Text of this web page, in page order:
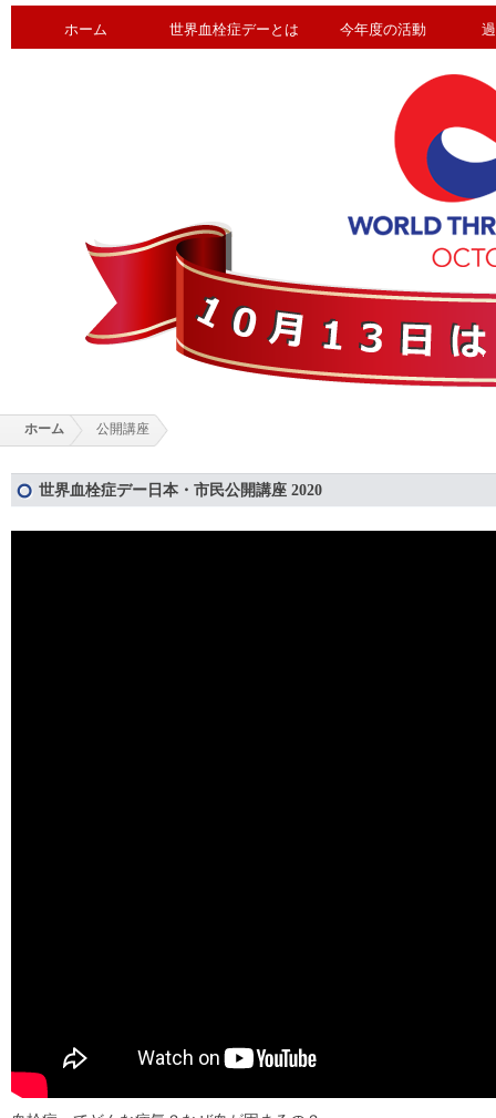
ホーム 世界血栓症デーとは 今年度の活動
ホーム 公開講座
世界血栓症デー日本・市民公開講座 2020